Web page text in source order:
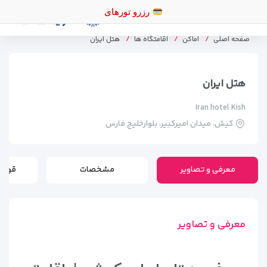
صفحه اصلی اماکن اقامتگاه ها هتل ایران
هتل ایران
Iran hotel Kish
کیش، میدان امیرکبیر، بلوارخلیج فارس
معرفی و تصاویر مشخصات
معرفی و تصاویر